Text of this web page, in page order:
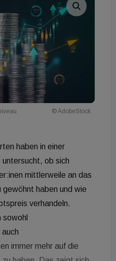
© AdobeStock
haben in einer
ob sich
mittlerweile an das
gewöhnt haben und wie
verhandeln.
sowohl
immer mehr auf die